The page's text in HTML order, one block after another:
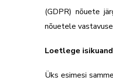
(GDPR) nõuete
nõuetele
Loetlege
Üks esimesi